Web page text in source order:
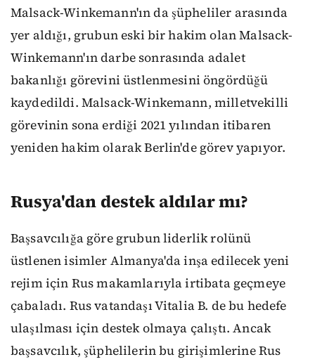
Malsack-Winkemann'ın da şüpheliler arasında
yer aldığı, grubun eski bir hakim olan Malsack-
Winkemann'ın darbe sonrasında adalet
bakanlığı görevini üstlenmesini öngördüğü
kaydedildi. Malsack-Winkemann, milletvekilli
görevinin sona erdiği 2021 yılından itibaren
yeniden hakim olarak Berlin'de görev yapıyor.
Rusya'dan destek aldılar mı?
Başsavcılığa göre grubun liderlik rolünü
üstlenen isimler Almanya'da inşa edilecek yeni
rejim için Rus makamlarıyla irtibata geçmeye
çabaladı. Rus vatandaşı Vitalia B. de bu hedefe
ulaşılması için destek olmaya çalıştı. Ancak
başsavcılık, şüphelilerin bu girişimlerine Rus